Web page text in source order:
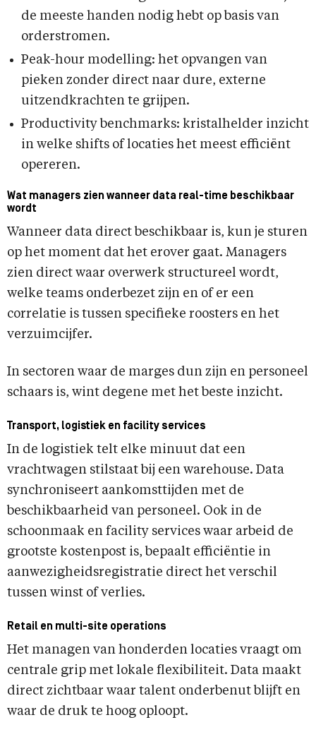
de meeste handen nodig hebt op basis van
orderstromen.
Peak-hour modelling: het opvangen van
pieken zonder direct naar dure, externe
uitzendkrachten te grijpen.
Productivity benchmarks: kristalhelder inzicht
in welke shifts of locaties het meest efficiënt
opereren.
Wat managers zien wanneer data real-time beschikbaar
wordt
Wanneer data direct beschikbaar is, kun je sturen
op het moment dat het erover gaat. Managers
zien direct waar overwerk structureel wordt,
welke teams onderbezet zijn en of er een
correlatie is tussen specifieke roosters en het
verzuimcijfer.
In sectoren waar de marges dun zijn en personeel
schaars is, wint degene met het beste inzicht.
Transport, logistiek en facility services
In de logistiek telt elke minuut dat een
vrachtwagen stilstaat bij een warehouse. Data
synchroniseert aankomsttijden met de
beschikbaarheid van personeel. Ook in de
schoonmaak en facility services waar arbeid de
grootste kostenpost is, bepaalt efficiëntie in
aanwezigheidsregistratie direct het verschil
tussen winst of verlies.
Retail en multi-site operations
Het managen van honderden locaties vraagt om
centrale grip met lokale flexibiliteit. Data maakt
direct zichtbaar waar talent onderbenut blijft en
waar de druk te hoog oploopt.